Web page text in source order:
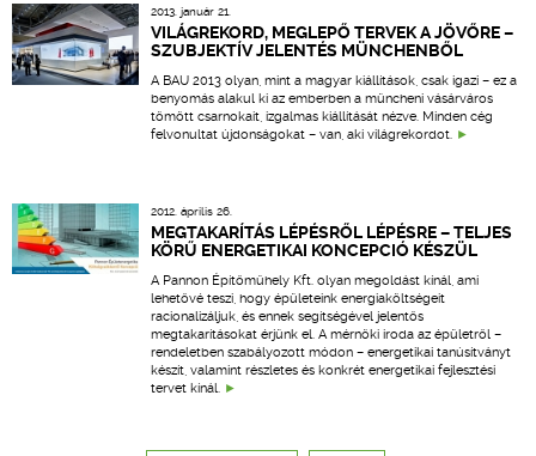
2013. január 21.
VILÁGREKORD, MEGLEPŐ TERVEK A JÖVŐRE –
SZUBJEKTÍV JELENTÉS MÜNCHENBŐL
A BAU 2013 olyan, mint a magyar kiállítások, csak igazi – ez a
benyomás alakul ki az emberben a müncheni vásárváros
tömött csarnokait, izgalmas kiállítását nézve. Minden cég
felvonultat újdonságokat – van, aki világrekordot.
2012. április 26.
MEGTAKARÍTÁS LÉPÉSRŐL LÉPÉSRE – TELJES
KÖRŰ ENERGETIKAI KONCEPCIÓ KÉSZÜL
A Pannon Építőműhely Kft. olyan megoldást kínál, ami
lehetővé teszi, hogy épületeink energiaköltségeit
racionalizáljuk, és ennek segítségével jelentős
megtakarításokat érjünk el. A mérnöki iroda az épületről –
rendeletben szabályozott módon – energetikai tanúsítványt
készít, valamint részletes és konkrét energetikai fejlesztési
tervet kínál.